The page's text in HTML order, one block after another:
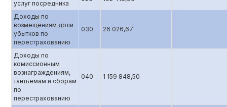
услуг посредника
Доходы по
возмещениям доли
убытков по
перестрахованию
030 26 026,67
Доходы по
комиссионным
вознаграждениям,
тантьемам и сборам
по
перестрахованию
040 1 159 848,50